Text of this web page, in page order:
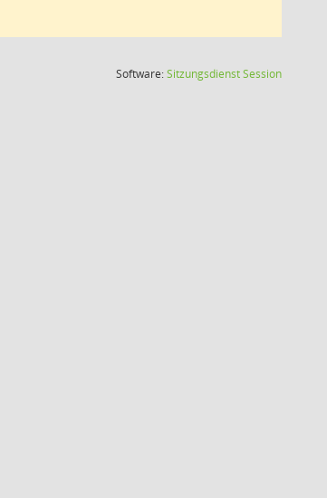
Software:SitzungsdienstSession(Wird in